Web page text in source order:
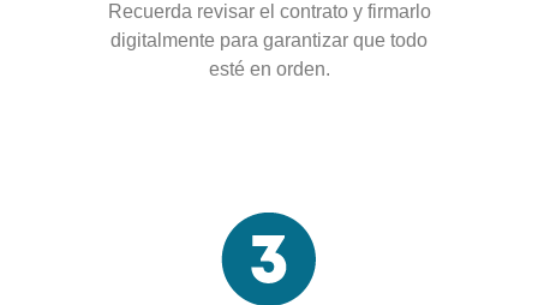
Recuerda revisar el contrato y firmarlo
digitalmente para garantizar que todo
esté en orden.